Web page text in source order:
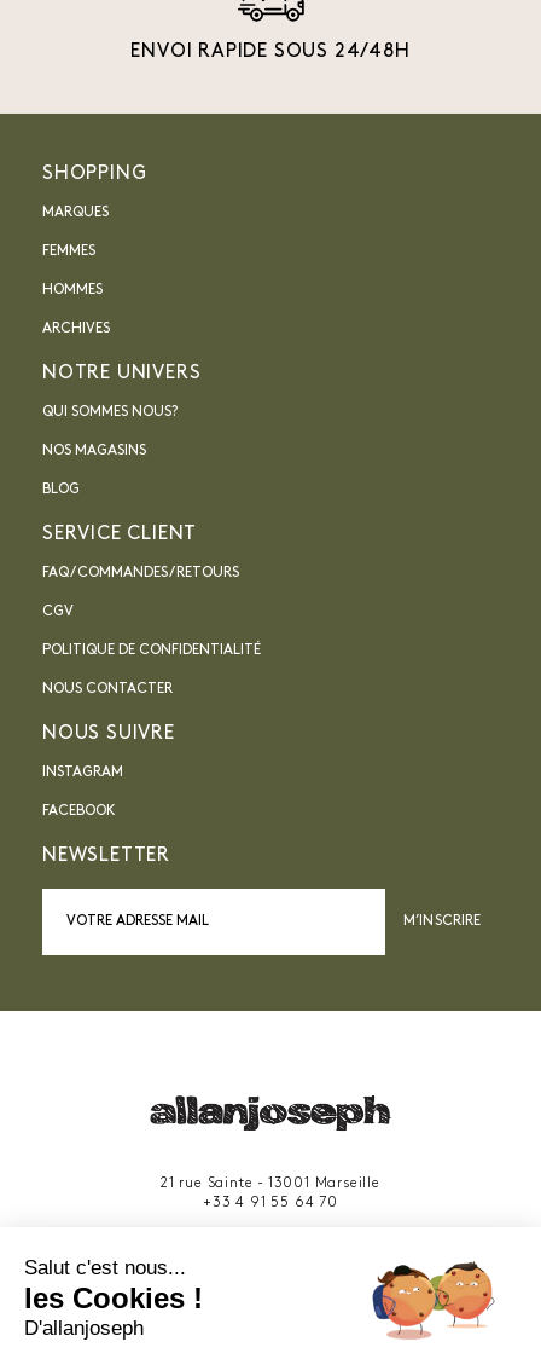
ENVOI RAPIDE SOUS 24/48H
SHOPPING
MARQUES
FEMMES
HOMMES
ARCHIVES
NOTRE UNIVERS
QUI SOMMES NOUS?
NOS MAGASINS
BLOG
SERVICE CLIENT
FAQ / COMMANDES / RETOURS
CGV
POLITIQUE DE CONFIDENTIALITÉ
NOUS CONTACTER
NOUS SUIVRE
INSTAGRAM
FACEBOOK
NEWSLETTER
M’INSCRIRE
21 rue Sainte - 13001 Marseille
+33 4 91 55 64 70
Salut c'est nous...
les Cookies !
D'allanjoseph